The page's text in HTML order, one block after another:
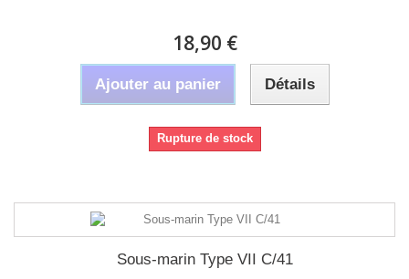
18,90 €
Ajouter au panier Détails
Rupture de stock
Sous-marin Type VII C/41